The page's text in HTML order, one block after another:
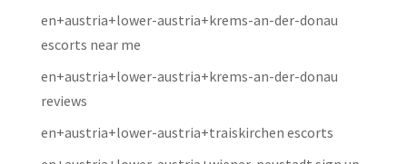
en+austria+lower-austria+krems-an-der-donau
escorts near me
en+austria+lower-austria+krems-an-der-donau
reviews
en+austria+lower-austria+traiskirchen escorts